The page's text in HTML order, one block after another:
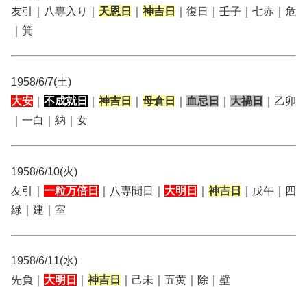
友引｜八専入り｜ 天恩日 神吉日
｜復日｜壬子｜七赤｜危
｜箕
1958/6/7(土)
大安
不成就日 神吉日 母倉日 血忌日 大禍日
｜乙卯
｜一白｜納｜女
1958/6/10(火)
友引｜ 一粒万倍日 ｜八専間日｜ 大明日 神吉日
｜戊午｜四
緑｜建｜室
1958/6/11(水)
先負｜ 大明日 神吉日 ｜己未｜五黄｜除｜壁